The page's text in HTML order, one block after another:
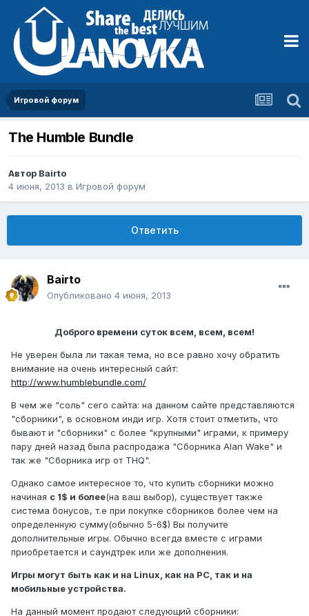
Игровой форум
The Humble Bundle
Автор Bairto
4 июня, 2013 в Игровой форум
Ответить
Bairto
Опубликовано 4 июня, 2013
Доброго времени суток всем, всем, всем!
Не уверен была ли такая тема, но все равно хочу обратить
внимание на очень интересный сайт:
http://www.humblebundle.com/
В чем же "соль" сего сайта: на данном сайте представляются
"сборники", в основном инди игр. Хотя стоит отметить, что
бывают и "сборники" с более "крупными" играми, к примеру
пару дней назад была распродажа "Сборника Alan Wake" и
так же "Сборника игр от THQ".
Однако самое интересное то, что купить сборники можно
начиная с 1$ и более(на ваш выбор), существует также
система бонусов, т.е при покупке сборников более чем на
определенную сумму(обычно 5-6$) Вы получите
дополнительные игры. Обычно всегда вместе с играми
приобретается и саундтрек или же дополнения.
Игры могут быть как и на Linux, как на PC, так и на
мобильные устройства.
На данный момент продают следующий сборники: